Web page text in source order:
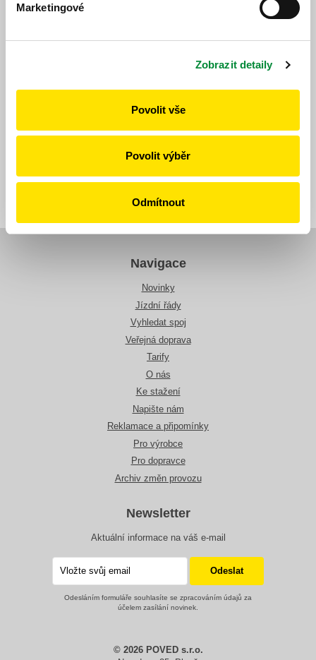
Marketingové
Zobrazit detaily
Povolit vše
Povolit výběr
Odmítnout
https://www.idpk.cz/jizdni-rady-a-spoje/zmeny-provozu/?
Zpět
Navigace
Novinky
Jízdní řády
Vyhledat spoj
Veřejná doprava
Tarify
O nás
Ke stažení
Napište nám
Reklamace a připomínky
Pro výrobce
Pro dopravce
Archiv změn provozu
Newsletter
Aktuální informace na váš e-mail
Odesláním formuláře souhlasíte se zpracováním údajů za
účelem zasílání novinek.
© 2026 POVED s.r.o.